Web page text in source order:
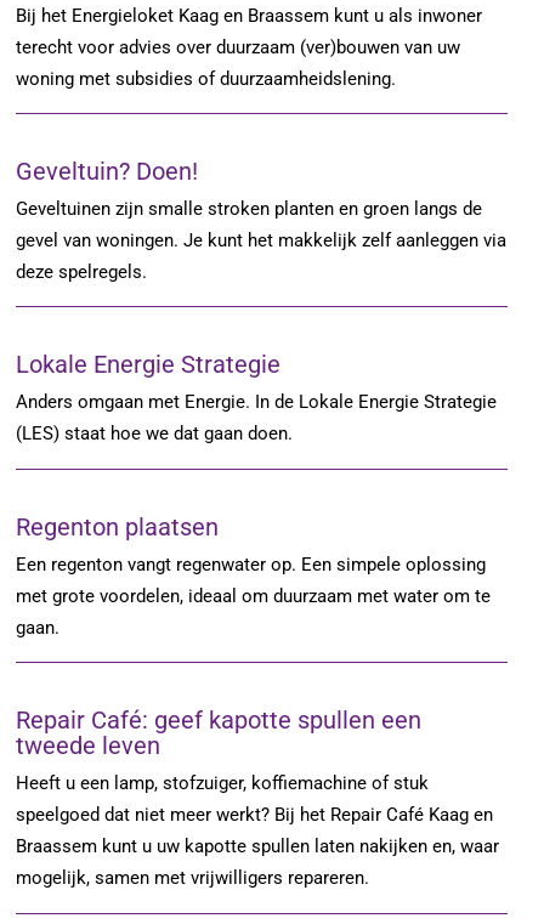
Bij het Energieloket Kaag en Braassem kunt u als inwoner
terecht voor advies over duurzaam (ver)bouwen van uw
woning met subsidies of duurzaamheidslening.
Geveltuin? Doen!
Geveltuinen zijn smalle stroken planten en groen langs de
gevel van woningen. Je kunt het makkelijk zelf aanleggen via
deze spelregels.
Lokale Energie Strategie
Anders omgaan met Energie. In de Lokale Energie Strategie
(LES) staat hoe we dat gaan doen.
Regenton plaatsen
Een regenton vangt regenwater op. Een simpele oplossing
met grote voordelen, ideaal om duurzaam met water om te
gaan.
Repair Café: geef kapotte spullen een
tweede leven
Heeft u een lamp, stofzuiger, koffiemachine of stuk
speelgoed dat niet meer werkt? Bij het Repair Café Kaag en
Braassem kunt u uw kapotte spullen laten nakijken en, waar
mogelijk, samen met vrijwilligers repareren.